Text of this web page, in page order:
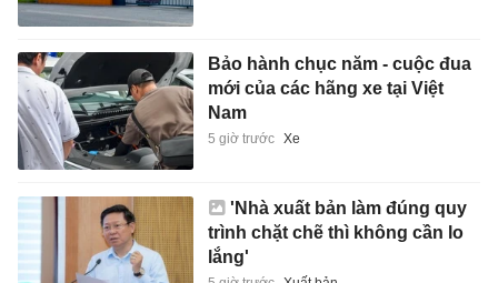
Bảo hành chục năm - cuộc đua
mới của các hãng xe tại Việt
Nam
5 giờ trước Xe
'Nhà xuất bản làm đúng quy
trình chặt chẽ thì không cần lo
lắng'